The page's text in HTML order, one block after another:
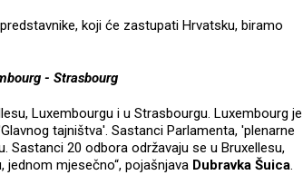
koji će zastupati Hrvatsku, biramo
- Strasbourg
Luxembourgu i u Strasbourgu. Luxembourg je
tajništva'. Sastanci Parlamenta, 'plenarne
Sastanci 20 odbora održavaju se u Bruxellesu,
jednom mjesečno“, pojašnjava Dubravka Šuica.